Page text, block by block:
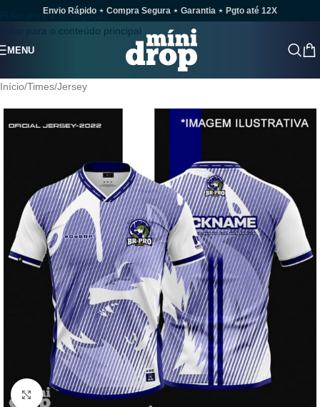
Pular para a navegação
Pular para o conteúdo principal
Envio Rápido ⋆ Compra Segura ⋆ Garantia ⋆ Pgto até 12X
MENU
Início/Times/Jersey
Clique para ampliar